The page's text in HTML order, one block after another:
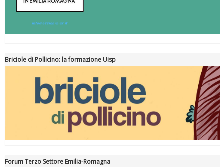
Briciole di Pollicino: la formazione Uisp
Forum Terzo Settore Emilia-Romagna